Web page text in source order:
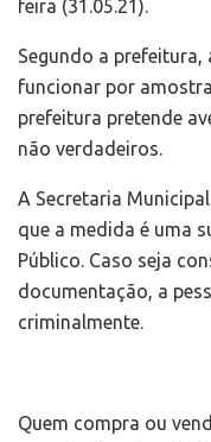
feira (31.05.21).
Segundo a
funcionar por
prefeitura pretende
não verdadeiros.
A Secretaria
que a medida é uma
Público. Caso seja
documentação, a
criminalmente.
Quem compra ou